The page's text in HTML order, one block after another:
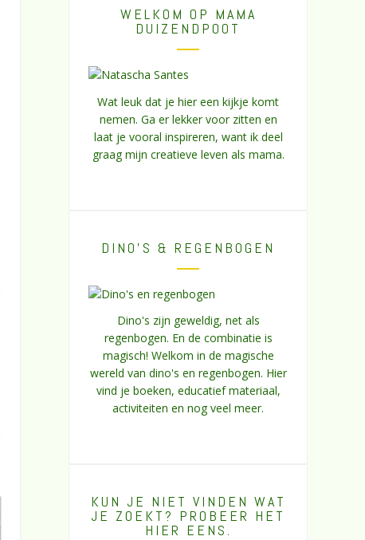
WELKOM OP MAMA
DUIZENDPOOT
Wat leuk dat je hier een kijkje komt
nemen. Ga er lekker voor zitten en
laat je vooral inspireren, want ik deel
graag mijn creatieve leven als mama.
DINO’S & REGENBOGEN
Dino's zijn geweldig, net als
regenbogen. En de combinatie is
magisch! Welkom in de magische
wereld van dino's en regenbogen. Hier
vind je boeken, educatief materiaal,
activiteiten en nog veel meer.
KUN JE NIET VINDEN WAT
JE ZOEKT? PROBEER HET
HIER EENS.